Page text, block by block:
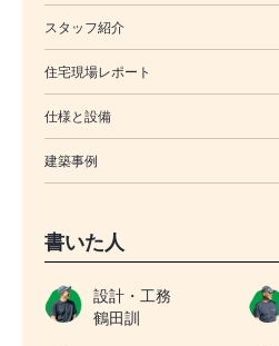
スタッフ紹介
住宅現場レポート
仕様と設備
建築事例
書いた人
設計・工務
鶴田訓